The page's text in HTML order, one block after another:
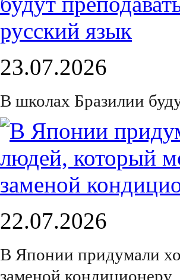
23.07.2026
В школах Бразилии
22.07.2026
В Японии придумали
заменой кондиционеру